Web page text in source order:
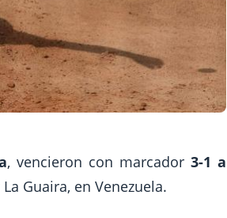
, vencieron con marcador 3-1 a
Guaira, en Venezuela.